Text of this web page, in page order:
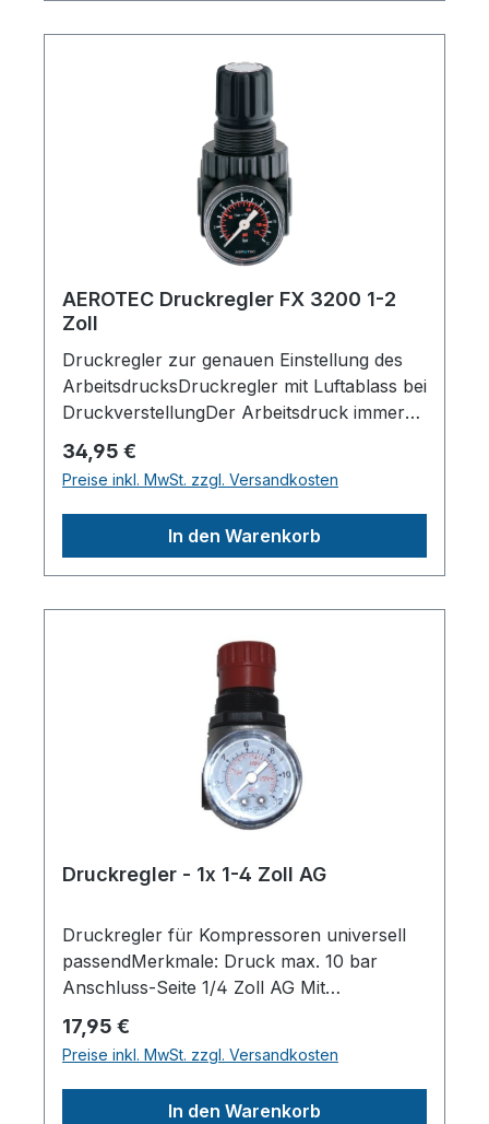
ca.230mmBreite/Tiefe (Produkt)
(Netto) ca.0.25kgHerstellerpro)SALES
GmbH, AEROTEC
KompressorenFerdinand-Porsche-Str. 16,
63500 Seligenstadt,
Deutschlandinfo@aerotec.info
AEROTEC Druckregler FX 3200 1-2
Zoll
Druckregler zur genauen Einstellung des
ArbeitsdrucksDruckregler mit Luftablass bei
DruckverstellungDer Arbeitsdruck immer
Lieferumfang enthaltenFür jeden
Kompressor
passendLieferumfang:ManometerTechnisch
ca.230mmBreite/Tiefe (Produkt)
ca.110mmHöhe (Produkt) ca.50mmGewicht
(Netto) ca.0.25kgHerstellerpro)SALES
GmbH, AEROTEC
KompressorenFerdinand-Porsche-Str. 16,
63500 Seligenstadt,
Deutschlandinfo@aerotec.info
Regulärer Preis:
34,95 €
Preise inkl. MwSt. zzgl. Versandkosten
In den Warenkorb
Druckregler - 1x 1-4 Zoll AG
Druckregler für Kompressoren universell
passendMerkmale: Druck max. 10 bar
Anschluss-Seite 1/4 Zoll AG Mit
DruckeinstellungHerstellerpro)SALES
GmbH, AEROTEC
KompressorenFerdinand-Porsche-Str. 16,
63500 Seligenstadt,
Regulärer Preis:
17,95 €
Preise inkl. MwSt. zzgl. Versandkosten
In den Warenkorb